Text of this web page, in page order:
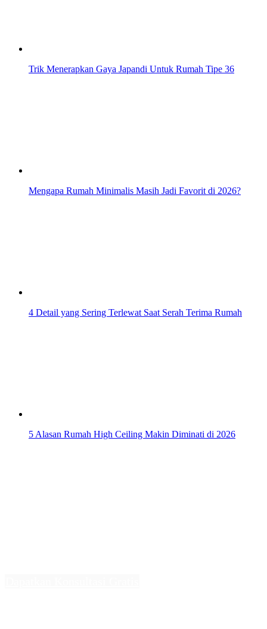
Trik Menerapkan Gaya Japandi Untuk Rumah Tipe 36
Mengapa Rumah Minimalis Masih Jadi Favorit di 2026?
4 Detail yang Sering Terlewat Saat Serah Terima Rumah
5 Alasan Rumah High Ceiling Makin Diminati di 2026